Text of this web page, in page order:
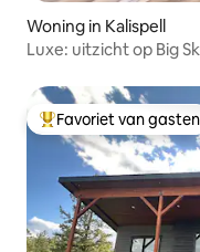
Woning in Kalispell
Luxe: uitzicht op Big
Topfavoriet van
Favoriet van gasten